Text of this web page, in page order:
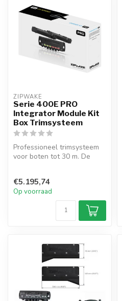
ZIPWAKE
Serie 400E PRO
Integrator Module Kit
Box Trimsysteem
Professioneel trimsysteem
voor boten tot 30 m. De
€5.195,74
Op voorraad